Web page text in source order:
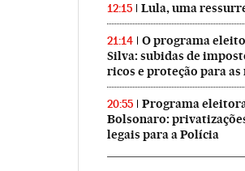
12:15 Lula, uma
21:14
O programa
Silva: subidas de
ricos e proteção para
20:55
Programa
Bolsonaro:
legais para a Polícia